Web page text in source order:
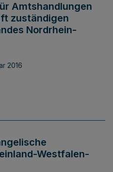
Amtshandlungen
zuständigen
Nordrhein-
2016
Westfalen-